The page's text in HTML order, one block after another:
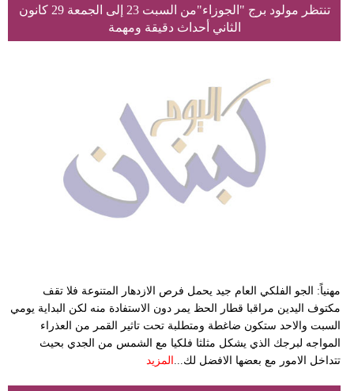
تنتظر مولود برج "الجوزاء"من السبت 23 إلى الجمعة 29 كانون
الثاني أحداث دقيقة ومهمة
مهنياً: الجو الفلكي العام جيد يحمل فرص الازدهار المتنوعة فلا تقف
مكتوف اليدين مراقبا قطار الحظ يمر دون الاستفادة منه لكن البداية يومي
السبت والاحد ستكون ضاغطة ومتطلبة تحت تاثير القمر من العذراء
المواجه لبرجك الذي يشكل مثلثا فلكيا مع الشمس من الجدي بحيث
تتداخل الامور مع بعضها الافضل لك... المزيد